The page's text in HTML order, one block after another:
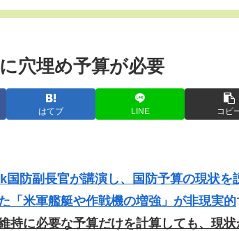
穴埋め予算が必要
はてブ LINE コピ
国防副長官が講演し、国防予算の現状を
「米軍艦艇や作戦機の増強」が非現実的
持に必要な予算だけを計算しても、現